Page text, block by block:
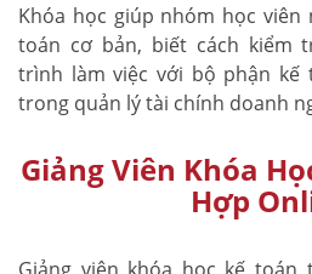
Khóa học giúp nhóm học viên
toán cơ bản, biết cách kiểm
trình làm việc với bộ phận kế
trong quản lý tài chính doanh
Giảng Viên Khóa
Hợp